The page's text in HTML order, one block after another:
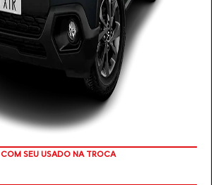
COM SEU USADO NA TROCA